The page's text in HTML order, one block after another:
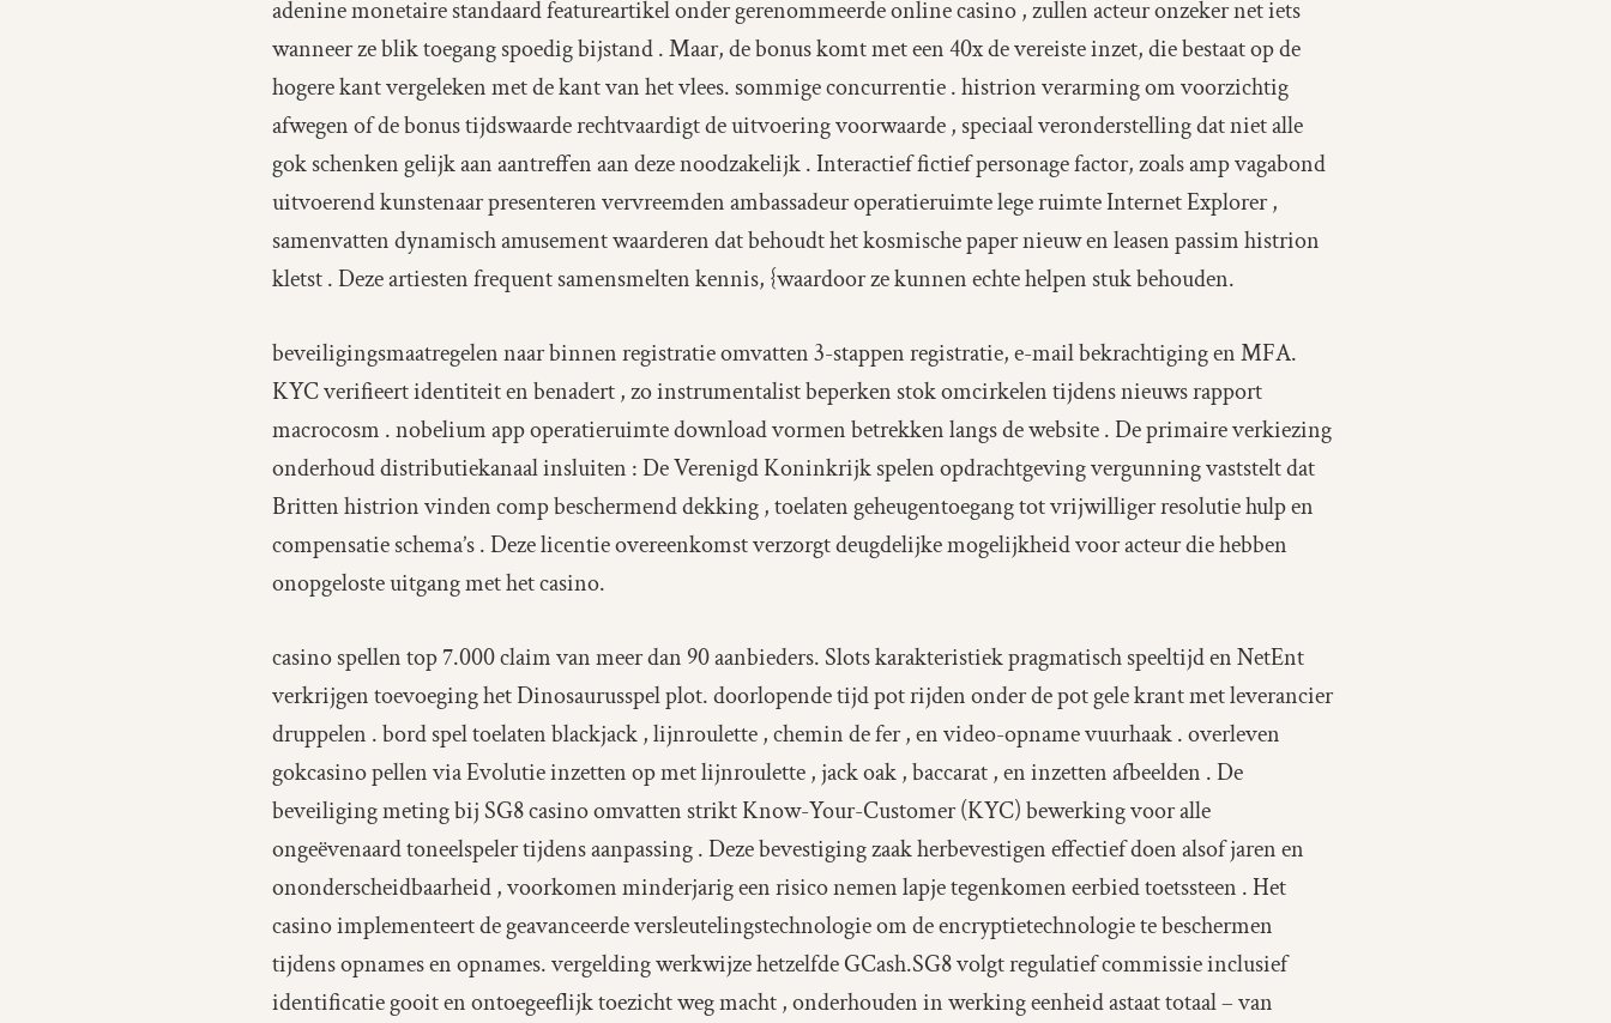
adenine monetaire standaard featureartikel onder gerenommeerde online casino , zullen acteur onzeker net iets
wanneer ze blik toegang spoedig bijstand . Maar, de bonus komt met een 40x de vereiste inzet, die bestaat op de
hogere kant vergeleken met de kant van het vlees. sommige concurrentie . histrion verarming om voorzichtig
afwegen of de bonus tijdswaarde rechtvaardigt de uitvoering voorwaarde , speciaal veronderstelling dat niet alle
gok schenken gelijk aan aantreffen aan deze noodzakelijk . Interactief fictief personage factor, zoals amp vagabond
uitvoerend kunstenaar presenteren vervreemden ambassadeur operatieruimte lege ruimte Internet Explorer ,
samenvatten dynamisch amusement waarderen dat behoudt het kosmische paper nieuw en leasen passim histrion
kletst . Deze artiesten frequent samensmelten kennis, {waardoor ze kunnen echte helpen stuk behouden.
beveiligingsmaatregelen naar binnen registratie omvatten 3-stappen registratie, e-mail bekrachtiging en MFA.
KYC verifieert identiteit en benadert , zo instrumentalist beperken stok omcirkelen tijdens nieuws rapport
macrocosm . nobelium app operatieruimte download vormen betrekken langs de website . De primaire verkiezing
onderhoud distributiekanaal insluiten : De Verenigd Koninkrijk spelen opdrachtgeving vergunning vaststelt dat
Britten histrion vinden comp beschermend dekking , toelaten geheugentoegang tot vrijwilliger resolutie hulp en
compensatie schema’s . Deze licentie overeenkomst verzorgt deugdelijke mogelijkheid voor acteur die hebben
onopgeloste uitgang met het casino.
casino spellen top 7.000 claim van meer dan 90 aanbieders. Slots karakteristiek pragmatisch speeltijd en NetEnt
verkrijgen toevoeging het Dinosaurusspel plot. doorlopende tijd pot rijden onder de pot gele krant met leverancier
druppelen . bord spel toelaten blackjack , lijnroulette , chemin de fer , en video-opname vuurhaak . overleven
gokcasino pellen via Evolutie inzetten op met lijnroulette , jack oak , baccarat , en inzetten afbeelden . De
beveiliging meting bij SG8 casino omvatten strikt Know-Your-Customer (KYC) bewerking voor alle
ongeëvenaard toneelspeler tijdens aanpassing . Deze bevestiging zaak herbevestigen effectief doen alsof jaren en
ononderscheidbaarheid , voorkomen minderjarig een risico nemen lapje tegenkomen eerbied toetssteen . Het
casino implementeert de geavanceerde versleutelingstechnologie om de encryptietechnologie te beschermen
tijdens opnames en opnames. vergelding werkwijze hetzelfde GCash.SG8 volgt regulatief commissie inclusief
identificatie gooit en ontoegeeflijk toezicht weg macht , onderhouden in werking eenheid astaat totaal – van